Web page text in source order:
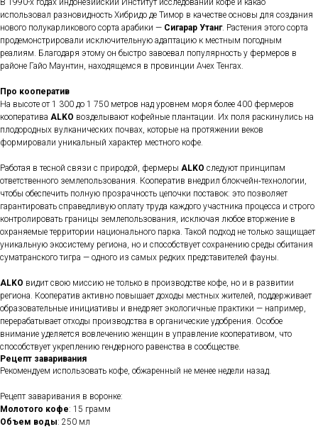
В 1990-х годах индонезийский Институт исследований кофе и какао
использовал разновидность Хибридо де Тимор в качестве основы для создания
нового полукарликового сорта арабики — Сигарар Утанг. Растения этого сорта
продемонстрировали исключительную адаптацию к местным погодным
реалиям. Благодаря этому он быстро завоевал популярность у фермеров в
районе Гайо Маунтин, находящемся в провинции Ачех Тенгах.
Про кооператив
На высоте от 1 300 до 1 750 метров над уровнем моря более 400 фермеров
кооператива ALKO возделывают кофейные плантации. Их поля раскинулись на
плодородных вулканических почвах, которые на протяжении веков
формировали уникальный характер местного кофе.
Работая в тесной связи с природой, фермеры ALKO следуют принципам
ответственного землепользования. Кооператив внедрил блокчейн‑технологии,
чтобы обеспечить полную прозрачность цепочки поставок: это позволяет
гарантировать справедливую оплату труда каждого участника процесса и строго
контролировать границы землепользования, исключая любое вторжение в
охраняемые территории национального парка. Такой подход не только защищает
уникальную экосистему региона, но и способствует сохранению среды обитания
суматранского тигра — одного из самых редких представителей фауны.
ALKO видит свою миссию не только в производстве кофе, но и в развитии
региона. Кооператив активно повышает доходы местных жителей, поддерживает
образовательные инициативы и внедряет экологичные практики — например,
перерабатывает отходы производства в органические удобрения. Особое
внимание уделяется вовлечению женщин в управление кооперативом, что
способствует укреплению гендерного равенства в сообществе.
Рецепт заваривания
Рекомендуем использовать кофе, обжаренный не менее недели назад.
Рецепт заваривания в воронке:
Молотого кофе: 15 грамм
Объем воды: 250 мл